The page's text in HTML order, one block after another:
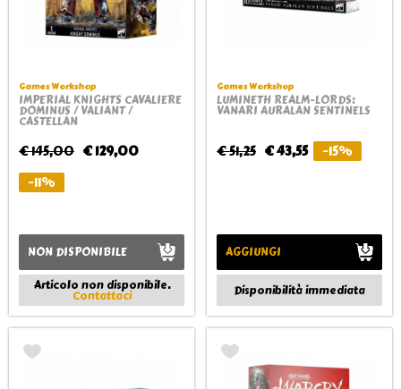
Games Workshop
IMPERIAL KNIGHTS CAVALIERE
DOMINUS / VALIANT /
CASTELLAN
€ 145,00 € 129,00
-11%
NON DISPONIBILE
Articolo non disponibile.
Contattaci
Games Workshop
LUMINETH REALM-LORDS:
VANARI AURALAN SENTINELS
€ 51,25 € 43,55 -15%
AGGIUNGI
Disponibilità immediata